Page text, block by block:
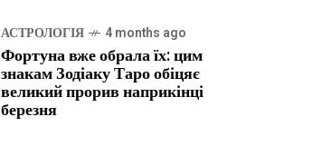
АСТРОЛОГІЯ 4 months ago
Фортуна вже обрала їх: цим
знакам Зодіаку Таро обіцяє
великий прорив наприкінці
березня